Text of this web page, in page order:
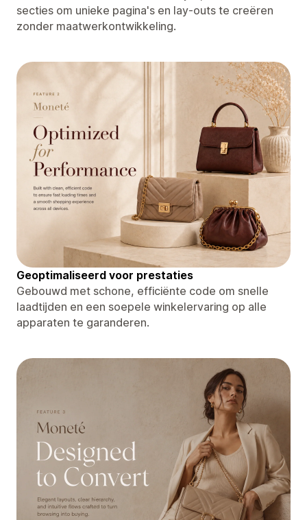
secties om unieke pagina's en lay-outs te creëren
zonder maatwerkontwikkeling.
Geoptimaliseerd voor prestaties
Gebouwd met schone, efficiënte code om snelle
laadtijden en een soepele winkelervaring op alle
apparaten te garanderen.